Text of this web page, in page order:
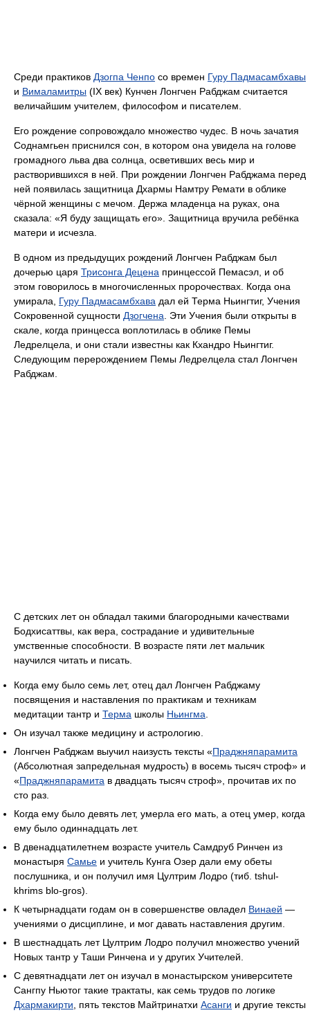
Среди практиков Дзогпа Ченпо со времен Гуру Падмасамбхавы
и Вималамитры (IX век) Кунчен Лонгчен Рабджам считается
величайшим учителем, философом и писателем.
Его рождение сопровождало множество чудес. В ночь зачатия
Соднамгьен приснился сон, в котором она увидела на голове
громадного льва два солнца, осветивших весь мир и
растворившихся в ней. При рождении Лонгчен Рабджама перед
ней появилась защитница Дхармы Намтру Ремати в облике
чёрной женщины с мечом. Держа младенца на руках, она
сказала: «Я буду защищать его». Защитница вручила ребёнка
матери и исчезла.
В одном из предыдущих рождений Лонгчен Рабджам был
дочерью царя Трисонга Децена принцессой Пемасэл, и об
этом говорилось в многочисленных пророчествах. Когда она
умирала, Гуру Падмасамбхава дал ей Терма Ньингтиг, Учения
Сокровенной сущности Дзогчена. Эти Учения были открыты в
скале, когда принцесса воплотилась в облике Пемы
Ледрелцела, и они стали известны как Кхандро Ньингтиг.
Следующим перерождением Пемы Ледрелцела стал Лонгчен
Рабджам.
С детских лет он обладал такими благородными качествами
Бодхисаттвы, как вера, сострадание и удивительные
умственные способности. В возрасте пяти лет мальчик
научился читать и писать.
Когда ему было семь лет, отец дал Лонгчен Рабджаму
посвящения и наставления по практикам и техникам
медитации тантр и Терма школы Ньингма.
Он изучал также медицину и астрологию.
Лонгчен Рабджам выучил наизусть тексты «Праджняпарамита
(Абсолютная запредельная мудрость) в восемь тысяч строф» и
«Праджняпарамита в двадцать тысяч строф», прочитав их по
сто раз.
Когда ему было девять лет, умерла его мать, а отец умер, когда
ему было одиннадцать лет.
В двенадцатилетнем возрасте учитель Самдруб Ринчен из
монастыря Самье и учитель Кунга Озер дали ему обеты
послушника, и он получил имя Цултрим Лодро (тиб. tshul-
khrims blo-gros).
К четырнадцати годам он в совершенстве овладел Винаей —
учениями о дисциплине, и мог давать наставления другим.
В шестнадцать лет Цултрим Лодро получил множество учений
Новых тантр у Таши Ринчена и у других Учителей.
С девятнадцати лет он изучал в монастырском университете
Сангпу Ньютог такие трактаты, как семь трудов по логике
Дхармакирти, пять текстов Майтринатхи Асанги и другие тексты